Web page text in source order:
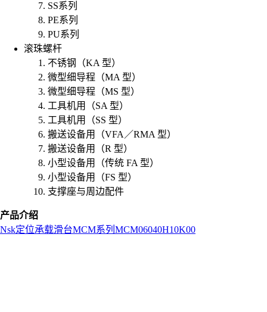
SS系列
PE系列
PU系列
滚珠螺杆
不锈钢（KA 型）
微型细导程（MA 型）
微型细导程（MS 型）
工具机用（SA 型）
工具机用（SS 型）
搬送设备用（VFA／RMA 型）
搬送设备用（R 型）
小型设备用（传统 FA 型）
小型设备用（FS 型）
支撑座与周边配件
产品介绍
Nsk定位承载滑台MCM系列 MCM06040H10K00